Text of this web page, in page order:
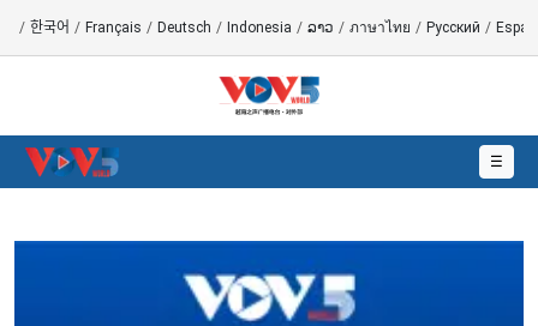
/ 한국어 / Français / Deutsch / Indonesia / ລາວ / ภาษาไทย / Русский /
☰